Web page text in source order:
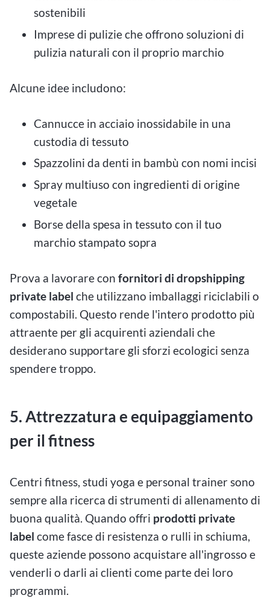
sostenibili
Imprese di pulizie che offrono soluzioni di
pulizia naturali con il proprio marchio
Alcune idee includono:
Cannucce in acciaio inossidabile in una
custodia di tessuto
Spazzolini da denti in bambù con nomi incisi
Spray multiuso con ingredienti di origine
vegetale
Borse della spesa in tessuto con il tuo
marchio stampato sopra
Prova a lavorare con fornitori di dropshipping
private label che utilizzano imballaggi riciclabili o
compostabili. Questo rende l'intero prodotto più
attraente per gli acquirenti aziendali che
desiderano supportare gli sforzi ecologici senza
spendere troppo.
5. Attrezzatura e equipaggiamento
per il fitness
Centri fitness, studi yoga e personal trainer sono
sempre alla ricerca di strumenti di allenamento di
buona qualità. Quando offri prodotti private
label come fasce di resistenza o rulli in schiuma,
queste aziende possono acquistare all'ingrosso e
venderli o darli ai clienti come parte dei loro
programmi.